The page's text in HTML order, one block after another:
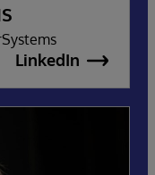
LinkedIn